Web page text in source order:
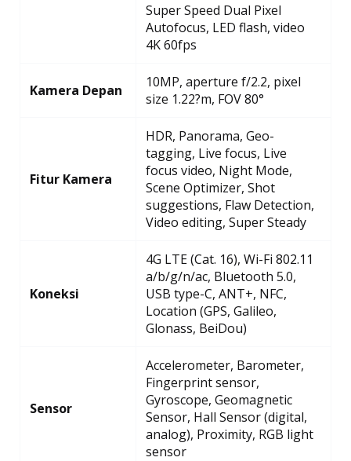
Super Speed Dual Pixel
Autofocus, LED flash, video
4K 60fps
Kamera Depan
10MP, aperture f/2.2, pixel
size 1.22?m, FOV 80°
Fitur Kamera
HDR, Panorama, Geo-
tagging, Live focus, Live
focus video, Night Mode,
Scene Optimizer, Shot
suggestions, Flaw Detection,
Video editing, Super Steady
Koneksi
4G LTE (Cat. 16), Wi-Fi 802.11
a/b/g/n/ac, Bluetooth 5.0,
USB type-C, ANT+, NFC,
Location (GPS, Galileo,
Glonass, BeiDou)
Sensor
Accelerometer, Barometer,
Fingerprint sensor,
Gyroscope, Geomagnetic
Sensor, Hall Sensor (digital,
analog), Proximity, RGB light
sensor